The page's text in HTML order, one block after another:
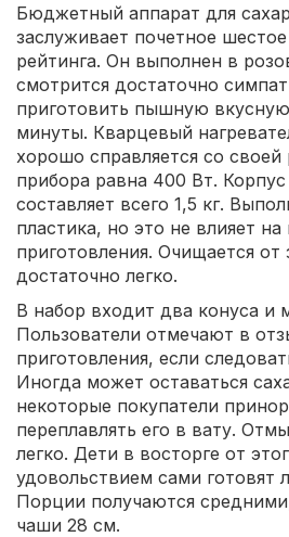
Бюджетный аппарат для
заслуживает почетное
рейтинга. Он выполнен в
смотрится достаточно
приготовить пышную
минуты. Кварцевый
хорошо справляется со
прибора равна 400 Вт. Корпус
составляет всего 1,5 кг.
пластика, но это не влияет на
приготовления. Очищается от
достаточно легко.
В набор входит два конуса и
Пользователи отмечают в
приготовления, если
Иногда может оставаться
некоторые покупатели
переплавлять его в вату.
легко. Дети в восторге от
удовольствием сами готовят
Порции получаются
чаши 28 см.